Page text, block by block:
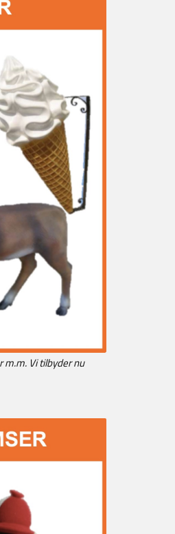
m.m. Vi tilbyder nu